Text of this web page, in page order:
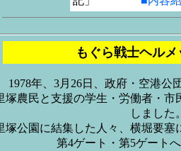
もぐら戦士ヘル
1978年、3月26日、政府・空港公
塚農民と支援の学生・労働者・市
しました。
塚公園に結集した人々、横堀要塞
第4ゲート・第5ゲート